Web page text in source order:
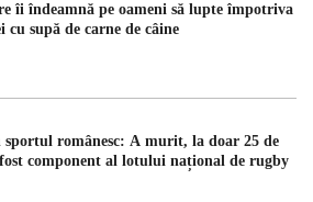
îi îndeamnă pe oameni să lupte împotriva
cu supă de carne de câine
românesc: A murit, la doar 25 de
component al lotului național de rugby